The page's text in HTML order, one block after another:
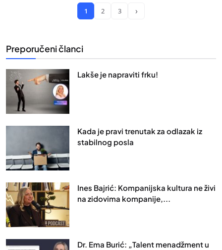
1 2 3 ›
Preporučeni članci
Lakše je napraviti frku!
Kada je pravi trenutak za odlazak iz
stabilnog posla
Ines Bajrić: Kompanijska kultura ne živi
na zidovima kompanije,...
Dr. Ema Burić: „Talent menadžment u